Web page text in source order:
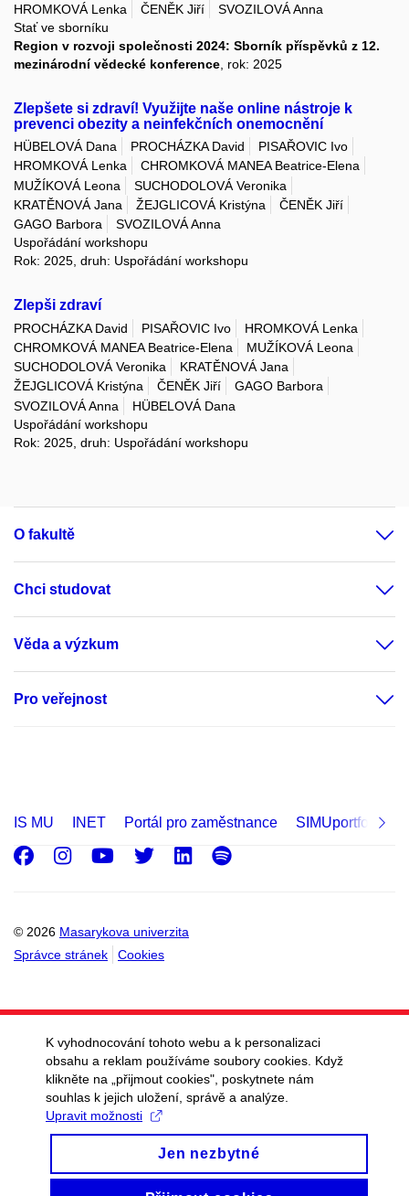
HROMKOVÁ Lenka
ČENĚK Jiří
SVOZILOVÁ Anna
Stať ve sborníku
Region v rozvoji společnosti 2024: Sborník příspěvků z 12.
mezinárodní vědecké konference , rok: 2025
Zlepšete si zdraví! Využijte naše online nástroje k
prevenci obezity a neinfekčních onemocnění
HÜBELOVÁ Dana PROCHÁZKA David
PISAŘOVIC Ivo
HROMKOVÁ Lenka
CHROMKOVÁ MANEA Beatrice-Elena
MUŽÍKOVÁ Leona
SUCHODOLOVÁ Veronika
KRATĚNOVÁ Jana
ŽEJGLICOVÁ Kristýna
ČENĚK Jiří
GAGO Barbora
SVOZILOVÁ Anna
Uspořádání workshopu
Rok: 2025, druh: Uspořádání workshopu
Zlepši zdraví
PROCHÁZKA David PISAŘOVIC Ivo
HROMKOVÁ Lenka
CHROMKOVÁ MANEA Beatrice-Elena
MUŽÍKOVÁ Leona
SUCHODOLOVÁ Veronika
KRATĚNOVÁ Jana
ŽEJGLICOVÁ Kristýna
ČENĚK Jiří
GAGO Barbora
SVOZILOVÁ Anna
HÜBELOVÁ Dana
Uspořádání workshopu
Rok: 2025, druh: Uspořádání workshopu
O fakultě
Chci studovat
Věda a výzkum
Pro veřejnost
IS MU INET Portál pro zaměstnance SIMUportfolio
© 2026 Masarykova univerzita
Správce stránek
Cookies
Facebook
Instagram
Youtube
Twitter
LinkedIn
Spotify
K vyhodnocování tohoto webu a k personalizaci
obsahu a reklam používáme soubory cookies. Když
klikněte na „přijmout cookies", poskytnete nám
souhlas k jejich uložení, správě a analýze.
Upravit možnosti
Jen nezbytné